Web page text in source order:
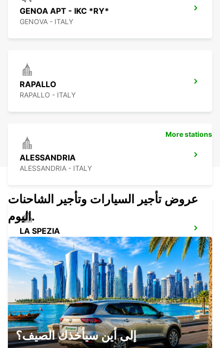
GENOA APT - IKC *RY*
GENOVA - ITALY
RAPALLO
RAPALLO - ITALY
ALESSANDRIA
ALESSANDRIA - ITALY
LA SPEZIA
LA SPEZIA - ITALY
PAVIA
PAVIA - ITALY
More stations
عروض تأجير السيارات وتأجير الشاحنات
اليوم.
إلى أين سيأخذك الصيف؟